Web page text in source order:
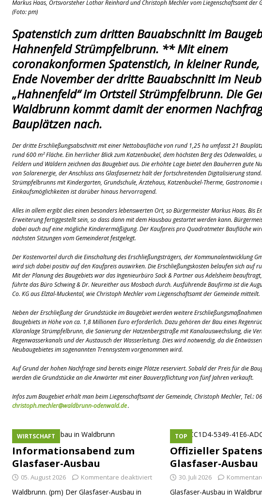
[ 08. Juli 2026 ] Dorfgeschichte sichtbar gemacht
KULTUR
[ 07. Juli 2026 ] Durchfahrt für Individualverkehr verboten
[ 05. August 2026 ] Informationsabend zum Glasfaser-Ausbau
[ 03. August 2026 ] Vandalismus in evangelischer Kirche BLAULICHT
Markus Haas, Ortsvorsteher Lothar Reinhard und Christoph Mechler vom Liegenschaftsamt der
(Foto: pm)
Spatenstich zum dritten Bauabschnitt im
HahnenfeldStrümpfelbrunn. ** Mit einem
coronakonformen Spatenstich, in kleiner
Ende November der dritte Bauabschnitt im
„Hahnenfeld“ im Ortsteil Strümpfelbrunn. Die
Waldbrunn kommt damit der enormen
Bauplätzen nach.
Der dritte Erschließungsabschnitt mit einer Nettobaufläche von rund 1,25 ha umfasst 21
rund 600 m² Fläche. Ein herrlicher Blick zum Katzenbuckel, dem höchsten Berg des Odenwaldes,
Feldern und Wäldern zeichnen das Baugebiet aus. Die erhöhte Lage bietet den Bauherren gute
von Solarenergie, der Anschluss ans Glasfasernetz hält der fortschreitenden Digitalisierung
Strümpfelbrunns mit Kindergarten, Grundschule, Ärztehaus, Katzenbuckel-Therme, Gastronomie
Einkaufsmöglichkeiten ist darüber hinaus hervorragend.
Alles in allem ergibt dies einen besonders lebenswerten Ort, so Bürgermeister Markus Haas. Bis
Erweiterung fertiggestellt sein, so dass dann mit dem Hausbau gestartet werden kann.
dabei auch auf eine mögliche Kinderermäßigung. Der Kaufpreis pro Quadratmeter Baufläche
nächsten Sitzungen vom Gemeinderat festgelegt.
Der Kostenvorteil durch die Einschaltung des Erschließungsträgers, der Kommunalentwicklung
wird sich dabei positiv auf den Kaufpreis auswirken. Die Erschließungskosten belaufen sich auf
Mit der Planung des Baugebiets war das Ingenieurbüro Sack & Partner aus Adelsheim
führte das Büro Schwing & Dr. Neureither aus Mosbach durch. Ausführende Baufirma ist die
Co. KG aus Elztal-Muckental, wie Christoph Mechler vom Liegenschaftsamt der Gemeinde mitteilt.
Neben der Erschließung der Grundstücke im Baugebiet werden weitere
Baugebiets in Höhe von ca. 1,8 Millionen Euro erforderlich. Dazu gehören der Bau eines
Kläranlage Strümpfelbrunn, die Sanierung der Hatzenbergstraße mit Kanalauswechslung, die
Regenwasserkanals und der Austausch der Wasserleitung. Dies wird notwendig, da die
Neubaugebietes im sogenannten Trennsystem vorgenommen wird.
Auf Grund der hohen Nachfrage sind bereits einige Plätze reserviert. Sobald der Preis für die
werden die Grundstücke an die Anwärter mit einer Bauverpflichtung von fünf Jahren verkauft.
Infos zum Baugebiet erhält man beim Liegenschaftsamt der Gemeinde, Christoph Mechler, Tel.:
christoph.mechler@waldbrunn-odenwald.de.
Informationsabend zum
Glasfaser-Ausbau
WIRTSCHAFT
05. August 2026 Kommentare deaktiviert
Waldbrunn. (pm) Der Glasfaser-Ausbau in
Offizieller
Glasfaser-Ausbau
TOP
30. Juli 2026
Glasfaser-Ausbau in